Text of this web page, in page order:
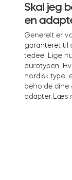
Integrationer
Tedee
Tedee
BLOG
Skal jeg
en
Generelt er
garanteret til
tedee. Lige
eurotypen.
nordisk type,
beholde dine
adapter. Læs